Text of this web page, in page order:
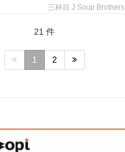
三杯目 J Soup Brothers
21 件
1 2